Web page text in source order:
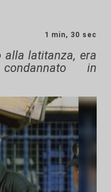
1 min, 30 sec
alla latitanza, era
in